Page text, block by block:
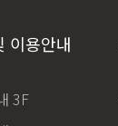
이용안내
3F